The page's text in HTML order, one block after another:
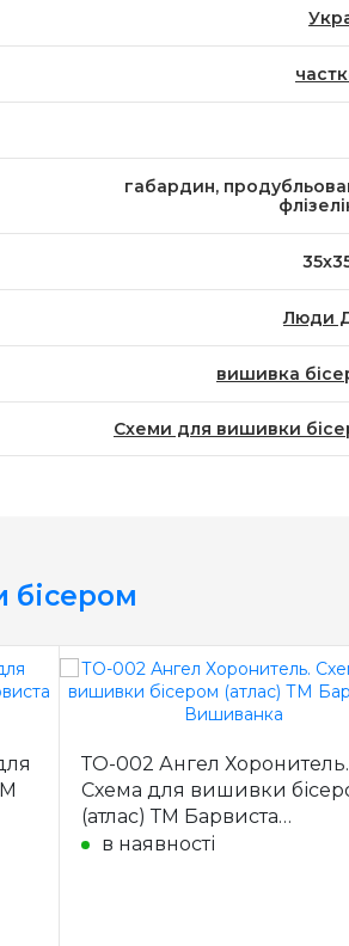
габардин,
Люди
вишивка
Схеми для вишивки
бісером
ТО-002 Ангел Хоронитель.
Схема для вишивки
(атлас) ТМ Барвиста
Вишиванка
в наявності